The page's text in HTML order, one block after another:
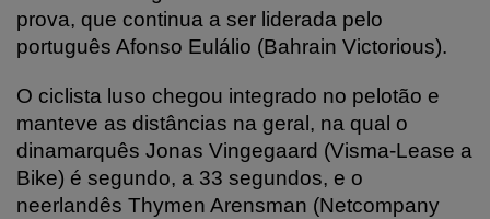
prova, que continua a ser liderada pelo
português Afonso Eulálio (Bahrain Victorious).
O ciclista luso chegou integrado no pelotão e
manteve as distâncias na geral, na qual o
dinamarquês Jonas Vingegaard (Visma-Lease a
Bike) é segundo, a 33 segundos, e o
neerlandês Thymen Arensman (Netcompany